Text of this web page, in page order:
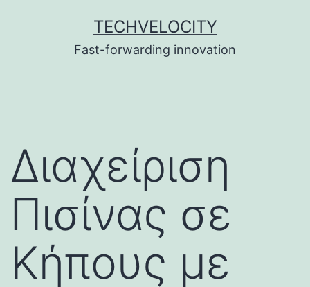
TECHVELOCITY
Fast-forwarding innovation
Διαχείριση
Πισίνας σε
Κήπους με